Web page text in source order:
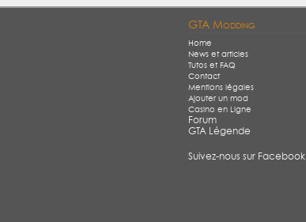
GTA Modding
Home
News et articles
Tutos et FAQ
Contact
Mentions légales
Ajouter un mod
Casino en Ligne
Forum
GTA Légende
Suivez-nous sur Facebook